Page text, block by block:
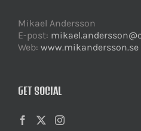
Mikael Andersson
E-post:
Web: www.mikandersson.se
GET SOCIAL